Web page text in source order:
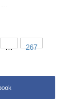
…
…
267